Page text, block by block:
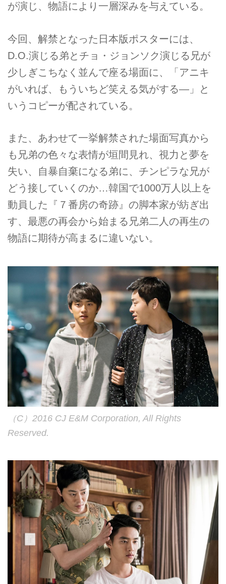
が演じ、物語により一層深みを与えている。
今回、解禁となった日本版ポスターには、
D.O.演じる弟とチョ・ジョンソク演じる兄が
少しぎこちなく並んで座る場面に、「アニキ
がいれば、もういちど笑える気がする―」と
いうコピーが配されている。
また、あわせて一挙解禁された場面写真から
も兄弟の色々な表情が垣間見れ、視力と夢を
失い、自暴自棄になる弟に、チンピラな兄が
どう接していくのか…韓国で1000万人以上を
動員した『７番房の奇跡』の脚本家が紡ぎ出
す、最悪の再会から始まる兄弟二人の再生の
物語に期待が高まるに違いない。
（C）2016 CJ E&M Corporation, All Rights
Reserved.